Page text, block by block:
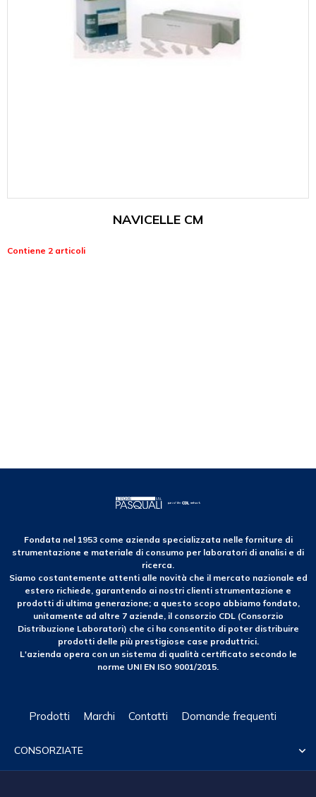
NAVICELLE CM
Contiene 2 articoli
Fondata nel 1953 come azienda specializzata nelle forniture di
strumentazione e materiale di consumo per laboratori di analisi e di
ricerca.
Siamo costantemente attenti alle novità che il mercato nazionale ed
estero richiede, garantendo ai nostri clienti strumentazione e
prodotti di ultima generazione; a questo scopo abbiamo fondato,
unitamente ad altre 7 aziende, il consorzio CDL (Consorzio
Distribuzione Laboratori) che ci ha consentito di poter distribuire
prodotti delle più prestigiose case produttrici.
L'azienda opera con un sistema di qualità certificato secondo le
norme UNI EN ISO 9001/2015.
Prodotti Marchi Contatti Domande frequenti
CONSORZIATE 